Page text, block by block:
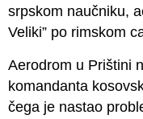
srpskom naučniku,
Veliki” po rimskom
Aerodrom u Prištini
komandanta
čega je nastao